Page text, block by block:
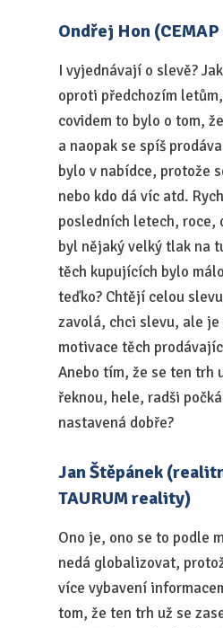
Ondřej Hon
I vyjednávají o slevě?
oproti předchozím
covidem to bylo o tom,
a naopak se spíš
bylo v nabídce, protože
nebo kdo dá víc atd.
posledních letech, roce,
byl nějaký velký tlak na
těch kupujících bylo
teďko? Chtějí celou
zavolá, chci slevu, ale je
motivace těch
Anebo tím, že se ten trh
řeknou, hele, radši
nastavená dobře?
Jan Štěpánek
TAURUM reality)
Ono je, ono se to podle
nedá globalizovat,
více vybavení
tom, že ten trh už se